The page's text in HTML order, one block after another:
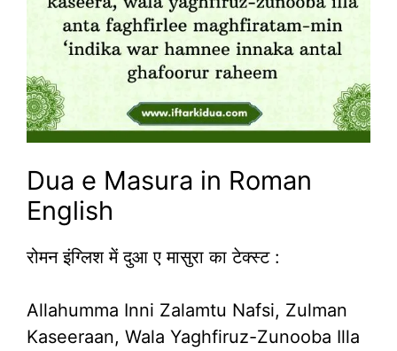
Dua e Masura in Roman
English
रोमन इंग्लिश में दुआ ए मासुरा का टेक्स्ट :
Allahumma Inni Zalamtu Nafsi, Zulman
Kaseeraan, Wala Yaghfiruz-Zunooba Illa